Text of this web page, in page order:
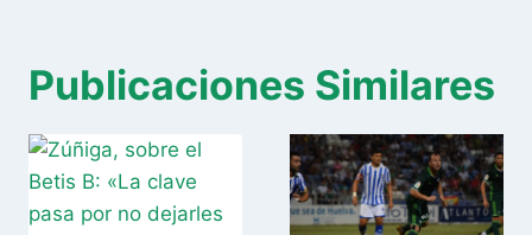
Publicaciones Similares